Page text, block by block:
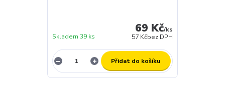
69 Kč/ks
57 Kčbez DPH
Skladem 39 ks
Přidat do košíku